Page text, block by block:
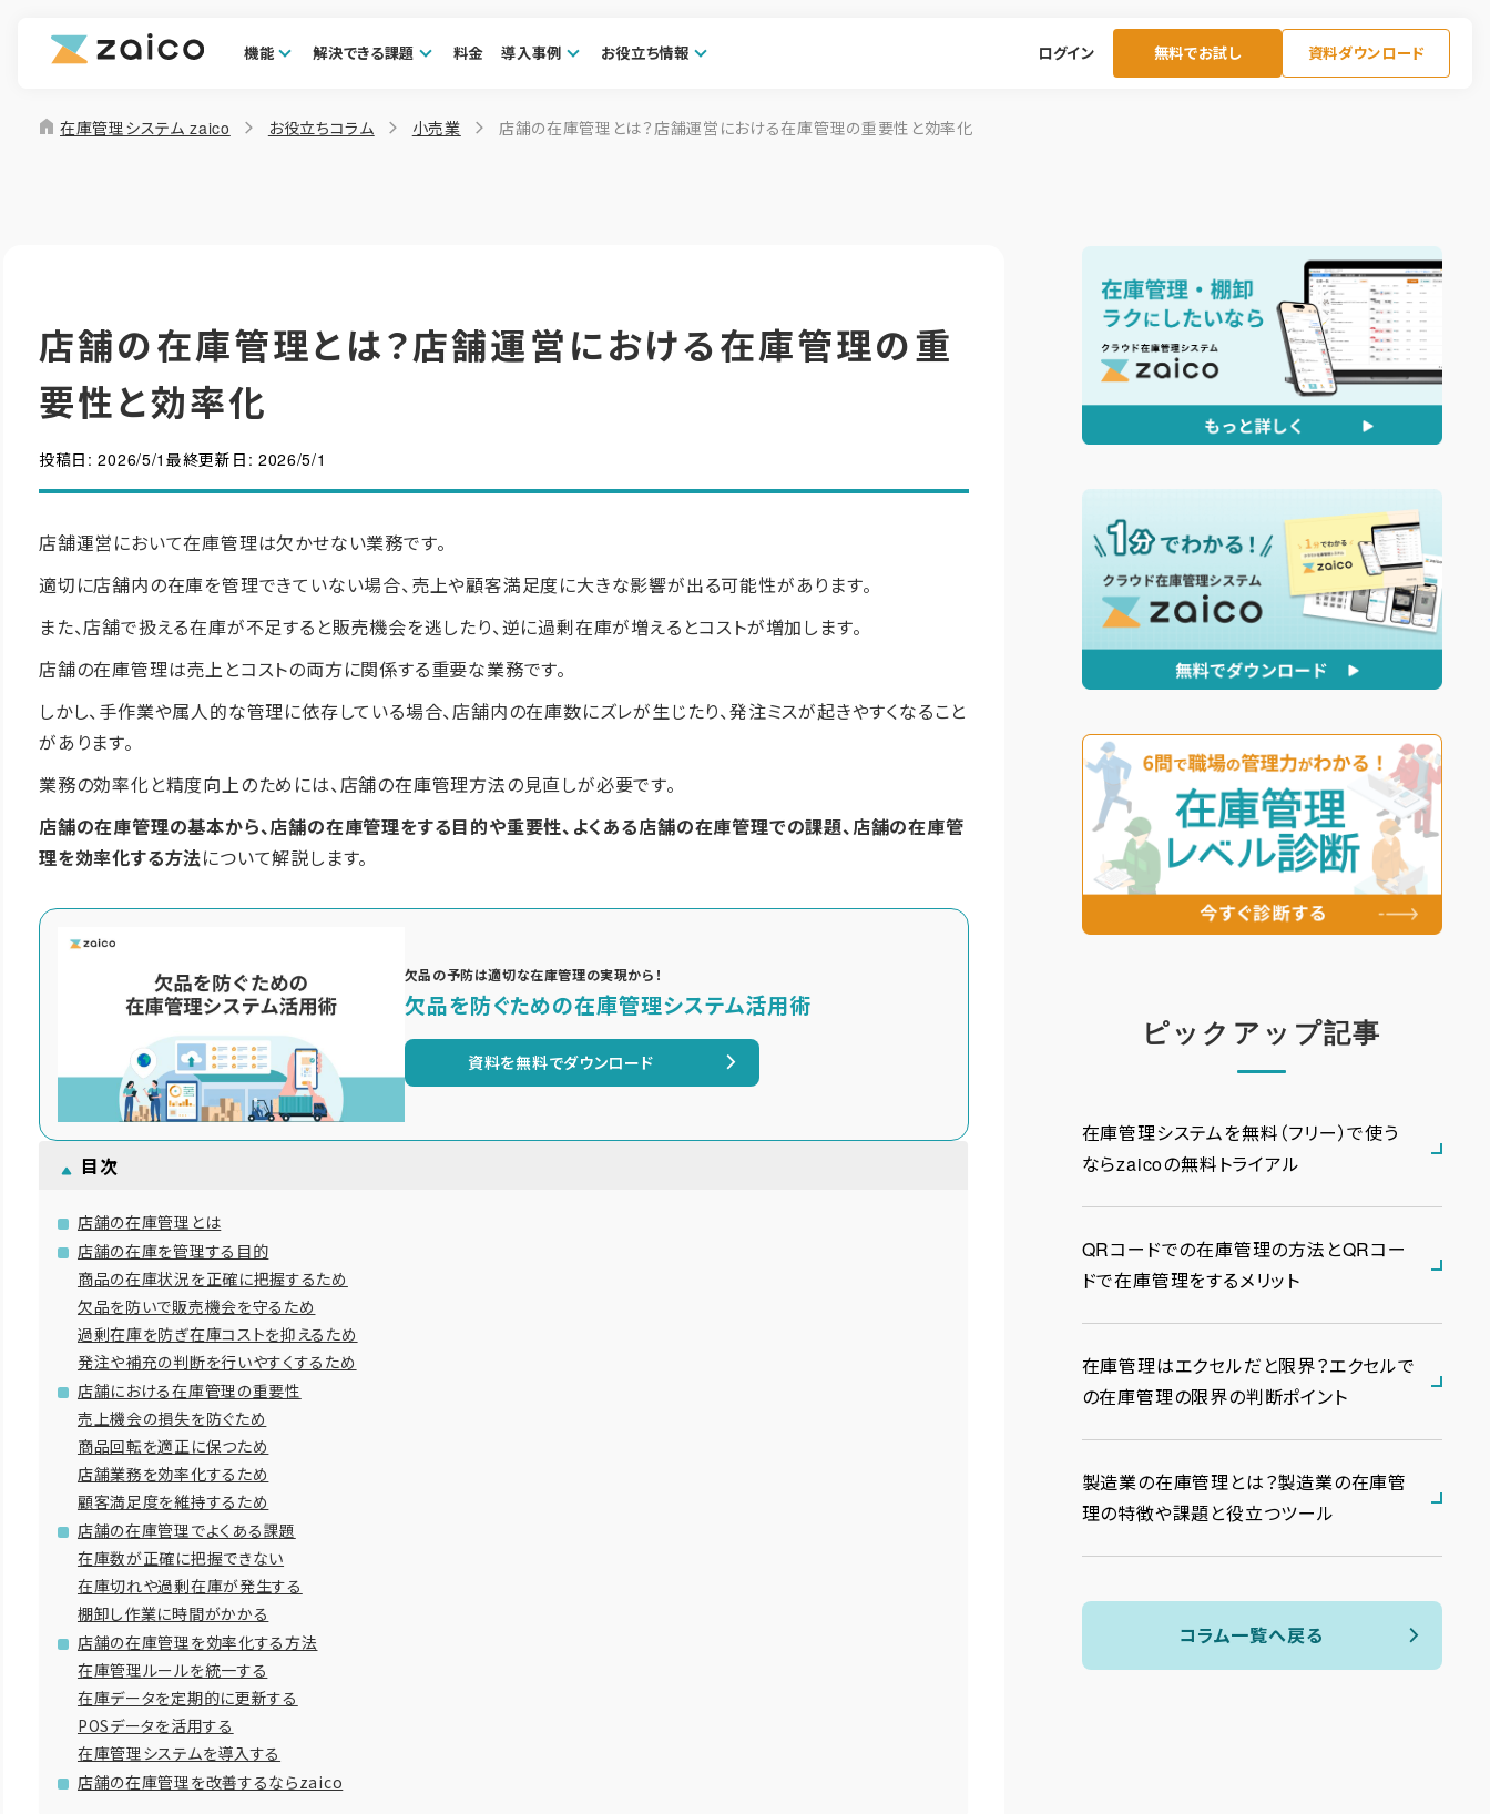
機能 解決できる課題 料金 導入事例 お役立ち情報 ログイン 無料でお試し 資料ダウンロード
home 在庫管理システム zaico お役立ちコラム 小売業 店舗の在庫管理とは？店舗運営における在庫管理の重要性と効率化
店舗の在庫管理とは？店舗運営における在庫管理の重
要性と効率化
投稿日:2026/5/1最終更新日: 2026/5/1
店舗運営において在庫管理は欠かせない業務です。
適切に店舗内の在庫を管理できていない場合、売上や顧客満足度に大きな影響が出る可能性があります。
また、店舗で扱える在庫が不足すると販売機会を逃したり、逆に過剰在庫が増えるとコストが増加します。
店舗の在庫管理は売上とコストの両方に関係する重要な業務です。
しかし、手作業や属人的な管理に依存している場合、店舗内の在庫数にズレが生じたり、発注ミスが起きやすくなること
があります。
業務の効率化と精度向上のためには、店舗の在庫管理方法の見直しが必要です。
店舗の在庫管理の基本から、店舗の在庫管理をする目的や重要性、よくある店舗の在庫管理での課題、店舗の在庫管
理を効率化する方法について解説します。
欠品の予防は適切な在庫管理の実現から！
欠品を防ぐための在庫管理システム活用術
資料を無料でダウンロード
目次
店舗の在庫管理とは
店舗の在庫を管理する目的
商品の在庫状況を正確に把握するため
欠品を防いで販売機会を守るため
過剰在庫を防ぎ在庫コストを抑えるため
発注や補充の判断を行いやすくするため
店舗における在庫管理の重要性
売上機会の損失を防ぐため
商品回転を適正に保つため
店舗業務を効率化するため
顧客満足度を維持するため
店舗の在庫管理でよくある課題
在庫数が正確に把握できない
在庫切れや過剰在庫が発生する
棚卸し作業に時間がかかる
店舗の在庫管理を効率化する方法
在庫管理ルールを統一する
在庫データを定期的に更新する
POSデータを活用する
在庫管理システムを導入する
店舗の在庫管理を改善するならzaico
ピックアップ記事
在庫管理システムを無料（フリー）で使う
ならzaicoの無料トライアル
QRコードでの在庫管理の方法とQRコー
ドで在庫管理をするメリット
在庫管理はエクセルだと限界？エクセルで
の在庫管理の限界の判断ポイント
製造業の在庫管理とは？製造業の在庫管
理の特徴や課題と役立つツール
コラム一覧へ戻る